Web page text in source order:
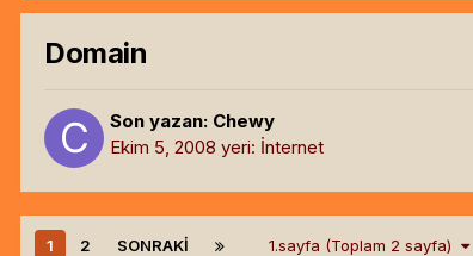
Domain
Son yazan: Chewy
Ekim 5, 2008 yeri: İnternet
1 2 SONRAKI 1.sayfa (Toplam 2 sayfa)